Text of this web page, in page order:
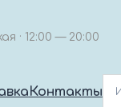
· 12:00 — 20:00
Контакты